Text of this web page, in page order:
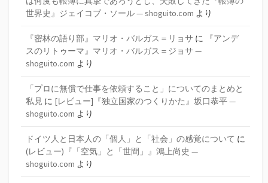
世界史』ジェイコブ・ソール — shoguito.com より
『密林の語り部』マリオ・バルガス＝リョサ に
『アンデ
スのリトゥーマ』マリオ・バルガス＝ジョサ —
shoguito.com より
「プロに無償で仕事を依頼すること」についてのまとめと
私見 に [レビュー]『独立国家のつくりかた』坂口恭平 —
shoguito.com より
ドイツ人と日本人の「個人」と「社会」の感覚について に
(レビュー)『「空気」と「世間」』鴻上尚史 —
shoguito.com より